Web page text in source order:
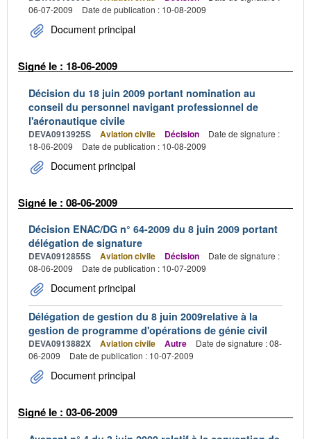
06-07-2009
Date de publication : 10-08-2009
Document principal
Signé le : 18-06-2009
Décision du 18 juin 2009 portant nomination au
conseil du personnel navigant professionnel de
l'aéronautique civile
DEVA0913925S Aviation civile Décision
Date de signature :
18-06-2009
Date de publication : 10-08-2009
Document principal
Signé le : 08-06-2009
Décision ENAC/DG n° 64-2009 du 8 juin 2009 portant
délégation de signature
DEVA0912855S Aviation civile Décision
Date de signature :
08-06-2009
Date de publication : 10-07-2009
Document principal
Délégation de gestion du 8 juin 2009relative à la
gestion de programme d'opérations de génie civil
DEVA0913882X Aviation civile Autre
Date de signature : 08-
06-2009
Date de publication : 10-07-2009
Document principal
Signé le : 03-06-2009